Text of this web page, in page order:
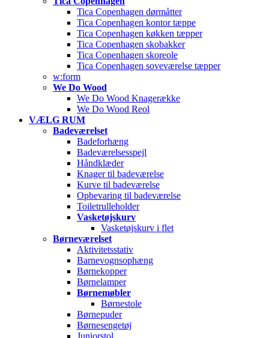
Tica Copenhagen dørmåtter
Tica Copenhagen kontor tæppe
Tica Copenhagen køkken tæpper
Tica Copenhagen skobakker
Tica Copenhagen skoreole
Tica Copenhagen soveværelse tæpper
w:form
We Do Wood
We Do Wood Knagerække
We Do Wood Reol
VÆLG RUM
Badeværelset
Badeforhæng
Badeværelsesspejl
Håndklæder
Knager til badeværelse
Kurve til badeværelse
Opbevaring til badeværelse
Toiletrulleholder
Vasketøjskurv
Vasketøjskurv i flet
Børneværelset
Aktivitetsstativ
Barnevognsophæng
Børnekopper
Børnelamper
Børnemøbler
Børnestole
Børnepuder
Børnesengetøj
Juniorstol